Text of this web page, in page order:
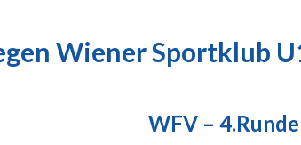
Wiener Sportklub
WFV –